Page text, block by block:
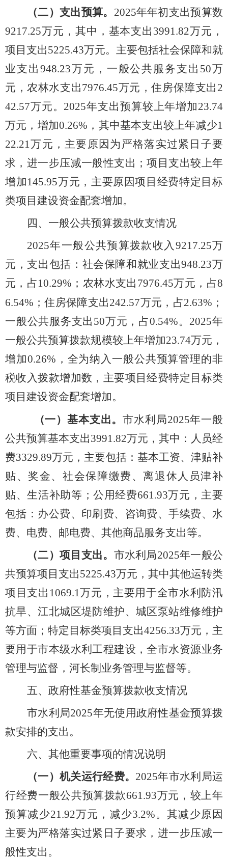
（二）支出预算。 2025年年初支出预算数
9217.25万元，其中，基本支出 3991.82万元，
项目支出5225.43万元。主要包括社会保障和就
业支出 948.23万元，一般公共服务支出50万
元，农林水支出7976.45万元，住房保障支出 2
42.57万元。 2025年支出预算较上年增加23.74
万元，增加0.26% ，其中基本支出较上年减少1
22.21 万元，主要原因为严格落实过紧日子要
求，进一步压减一般性支出；项目支出较上年
增加145.95万元，主要原因项目经费特定目标
类项目建设资金配套增加。
四、一般公共预算拨款收支情况
2025年一般公共预算拨款收入 9217.25万
元，支出包括：社会保障和就业支出948.23万
元，占10.29% ；农林水支出 7976.45万元，占8
6.54% ；住房保障支出242.57万元，占2.63% ；
一般公共服务支出50万元，占0.54%。 2025年
一般公共预算拨款规模较上年增加23.74万元，
增加0.26% ，全为纳入一般公共预算管理的非
税收入拨款增加数，主要项目经费特定目标类
项目建设资金配套增加。
（一）基本支出。市水利局2025年一般
公共预算基本支出3991.82万元，其中：人员经
费3329.89万元，主要包括：基本工资、津贴补
贴、奖金、社会保障缴费、离退休人员津补
贴、生活补助等；公用经费661.93万元，主要
包括：办公费、印刷费、咨询费、手续费、水
费、电费、邮电费、其他商品服务支出等。
（二）项目支出。 市水利局2025年一般公
共预算项目支出5225.43万元，其中其他运转类
项目支出 1069.1万元，主要用于全市水利防汛
抗旱、江北城区堤防维护、城区泵站维修维护
等方面；特定目标类项目支出4256.33万元，主
要用于市本级水利工程建设，全市水资源业务
管理与监督，河长制业务管理与监督等。
五、政府性基金预算拨款收支情况
市水利局2025年无使用政府性基金预算拨
款安排的支出。
六、其他重要事项的情况说明
（一）机关运行经费。 2025年市水利局运
行经费一般公共预算拨款661.93万元，较上年
预算减少21.92万元，减少3.2%。其减少原因
主要为严格落实过紧日子要求，进一步压减一
般性支出。